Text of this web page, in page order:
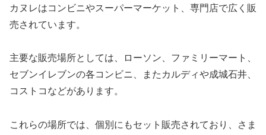
カヌレはコンビニやスーパーマーケット、専門店で広く販
売されています。
主要な販売場所としては、ローソン、ファミリーマート、
セブンイレブンの各コンビニ、またカルディや成城石井、
コストコなどがあります。
これらの場所では、個別にもセット販売されており、さま